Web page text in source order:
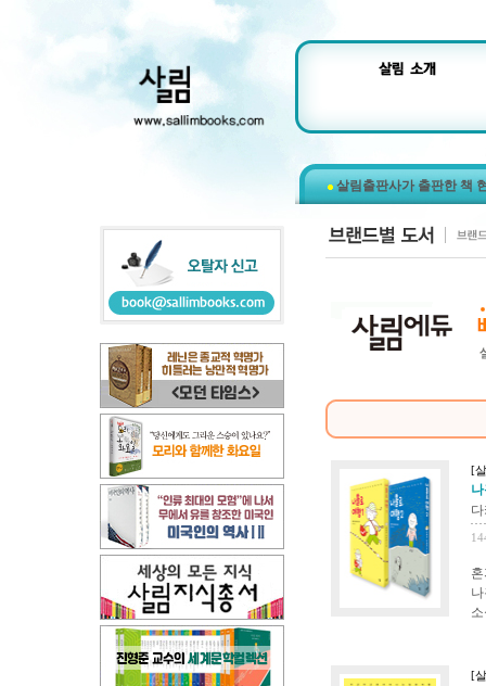
살림출판사가 출판한 책
[
[